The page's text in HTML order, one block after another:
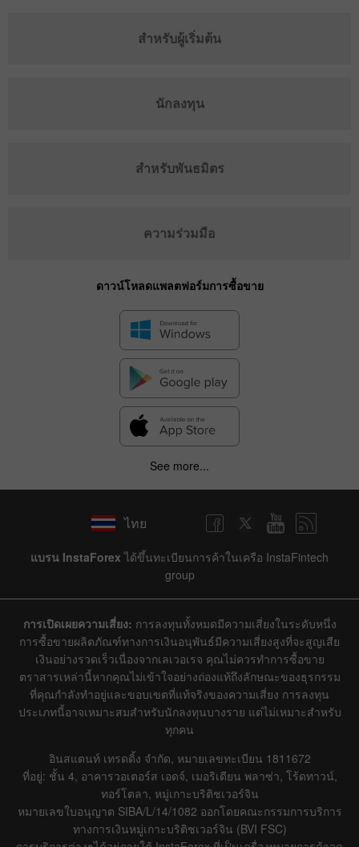
สำหรับผู้เริ่มต้น
นักลงทุน
สำหรับพันธมิตร
ความร่วมมือ
ดาวน์โหลดแพลตฟอร์มการซื้อขาย
See more...
ไทย
แบรน InstaForex ได้ขึ้นทะเบียนการค้าในเครือ InstaFintech
group
การเปิดเผยความเสี่ยง: การลงทุนทั้งหมดมีความเสี่ยงในระดับหนึ่ง
การซื้อขายผลิตภัณฑ์ทางการเงินอนุพันธ์มีความเสี่ยงสูงที่จะสูญเสีย
เงินอย่างรวดเร็วเนื่องจากเลเวอเรจ คุณไม่ควรทำการซื้อขาย
ตราสารเหล่านี้หากคุณไม่เข้าใจอย่างถ่องแท้ถึงลักษณะของธุรกรรม
ที่คุณกำลังทำอยู่และขอบเขตที่แท้จริงของความเสี่ยง การลงทุน
ประเภทนี้อาจเหมาะสมสำหรับนักลงทุนบางราย แต่ไม่เหมาะสำหรับ
ทุกคน
อินสแตนท์ เทรดดิ้ง จำกัด, หมายเลขทะเบียน 1811672
ที่อยู่: ชั้น 4, อาคารวอเตอร์ส เอดจ์, เมอริเดียน พลาซ่า, โร้ดทาวน์,
ทอร์โตลา, หมู่เกาะบริติชเวอร์จิน
หมายเลขใบอนุญาต SIBA/L/14/1082 ออกโดยคณะกรรมการบริการ
ทางการเงินหมู่เกาะบริติชเวอร์จิน (BVI FSC)